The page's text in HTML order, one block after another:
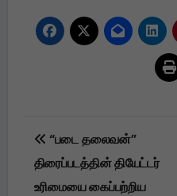
Post
navigation
“படை தலைவன்”
திரைப்படத்தின் தியேட்டர்
உரிமையை கைப்பற்றிய